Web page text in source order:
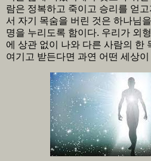
람은 정복하고 죽이고 승리를 얻
서 자기 목숨을 버린 것은 하나님
명을 누리도록 함이다. 우리가 외
에 상관 없이 나와 다른 사람의 한
여기고 받든다면 과연 어떤 세상